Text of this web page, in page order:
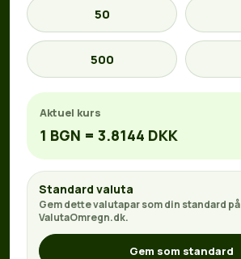
50
500
Aktuel kurs
1 BGN = 3.8144 DKK
Standard valuta
Gem dette valutapar som din standard på
ValutaOmregn.dk.
Gem som standard